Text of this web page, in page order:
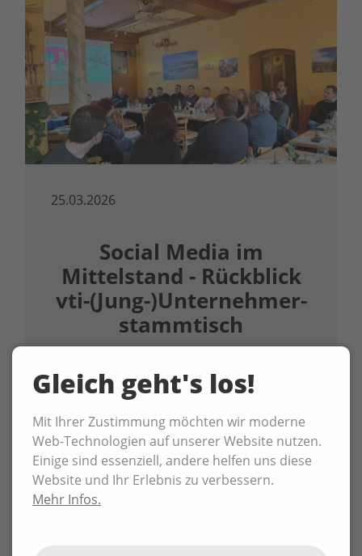
25.03.2026
Social Media im
Mittelstand - Rückblick
vti-(Jung-)Unternehmer­
stammtisch
Malz verloren? Beim vti-
Unternehmerstammtisch am 20. März
2026 haben Dr. Ina Meinelt und Lisa Maria
Riedel aus dem P3N-Team gezeigt: Social
Media funktioniert auch im Mittelstand.
Entscheidend ist, wie man es angeht.
Gleich geht's los!
Mit Ihrer Zustimmung möchten wir moderne
Web-Technologien auf unserer Website nutzen.
Einige sind essenziell, andere helfen uns diese
Website und Ihr Erlebnis zu verbessern.
Mehr Infos.